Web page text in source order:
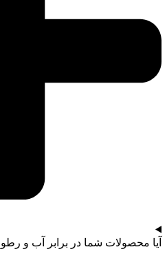
آیا محصولات شما در برابر آب و